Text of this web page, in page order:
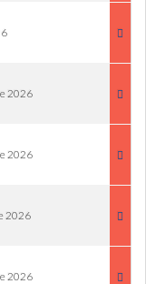
2026
2026
2026
2026